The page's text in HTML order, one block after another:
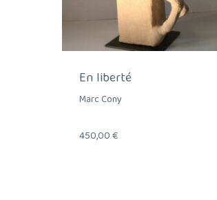
En liberté
Marc Cony
450,00€